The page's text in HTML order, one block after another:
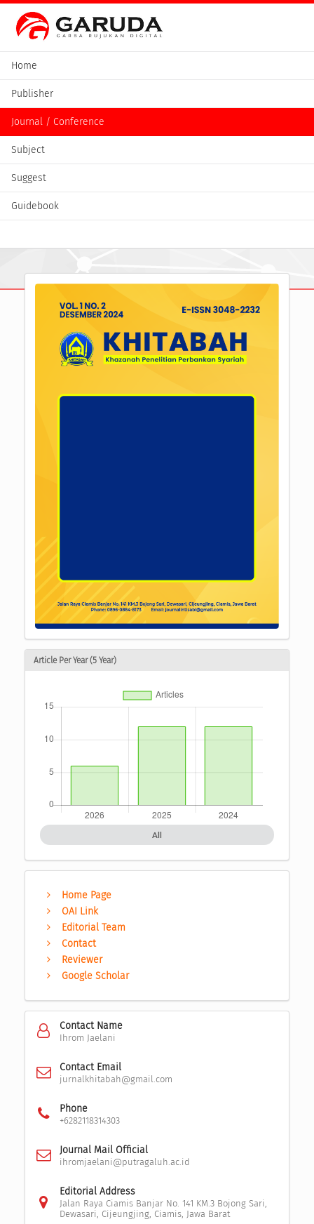
Home
Publisher
Journal / Conference
Subject
Suggest
Guidebook
Article Per Year (5 Year)
All
Home Page
OAI Link
Editorial Team
Contact
Reviewer
Google Scholar
Contact Name
Ihrom Jaelani
Contact Email
jurnalkhitabah@gmail.com
Phone
+6282118314303
Journal Mail Official
ihromjaelani@putragaluh.ac.id
Editorial Address
Jalan Raya Ciamis Banjar No. 141 KM.3 Bojong Sari,
Dewasari, Cijeungjing, Ciamis, Jawa Barat